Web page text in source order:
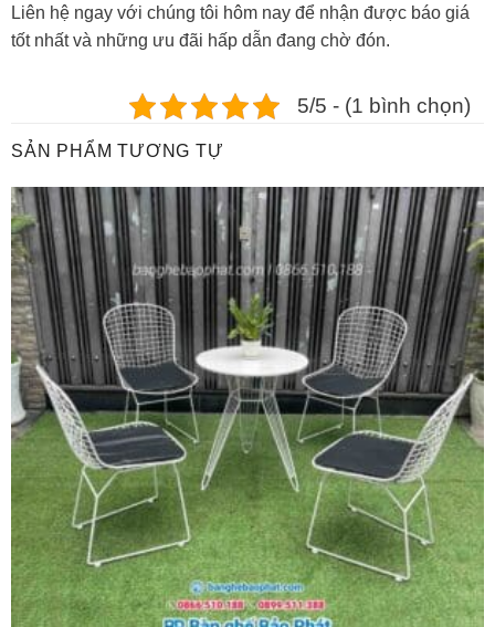
Liên hệ ngay với chúng tôi hôm nay để nhận được báo giá
tốt nhất và những ưu đãi hấp dẫn đang chờ đón.
5/5 - (1 bình chọn)
SẢN PHẨM TƯƠNG TỰ